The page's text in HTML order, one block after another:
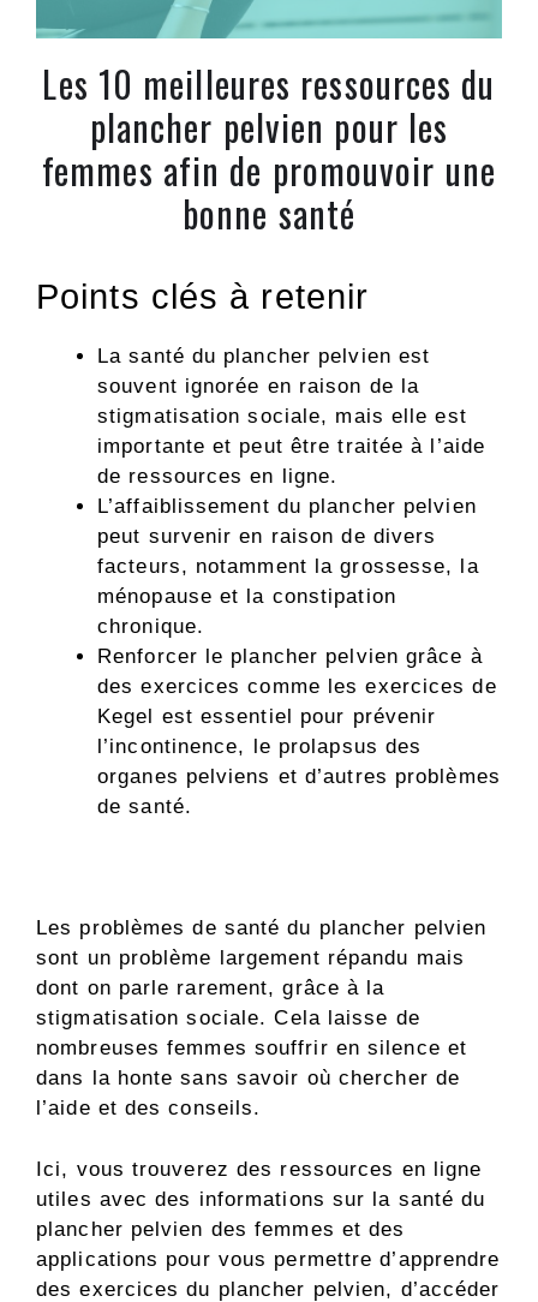
Les 10 meilleures ressources du
plancher pelvien pour les
femmes afin de promouvoir une
bonne santé
Points clés à retenir
La santé du plancher pelvien est
souvent ignorée en raison de la
stigmatisation sociale, mais elle est
importante et peut être traitée à l’aide
de ressources en ligne.
L’affaiblissement du plancher pelvien
peut survenir en raison de divers
facteurs, notamment la grossesse, la
ménopause et la constipation
chronique.
Renforcer le plancher pelvien grâce à
des exercices comme les exercices de
Kegel est essentiel pour prévenir
l’incontinence, le prolapsus des
organes pelviens et d’autres problèmes
de santé.
Les problèmes de santé du plancher pelvien
sont un problème largement répandu mais
dont on parle rarement, grâce à la
stigmatisation sociale. Cela laisse de
nombreuses femmes souffrir en silence et
dans la honte sans savoir où chercher de
l’aide et des conseils.
Ici, vous trouverez des ressources en ligne
utiles avec des informations sur la santé du
plancher pelvien des femmes et des
applications pour vous permettre d’apprendre
des exercices du plancher pelvien, d’accéder